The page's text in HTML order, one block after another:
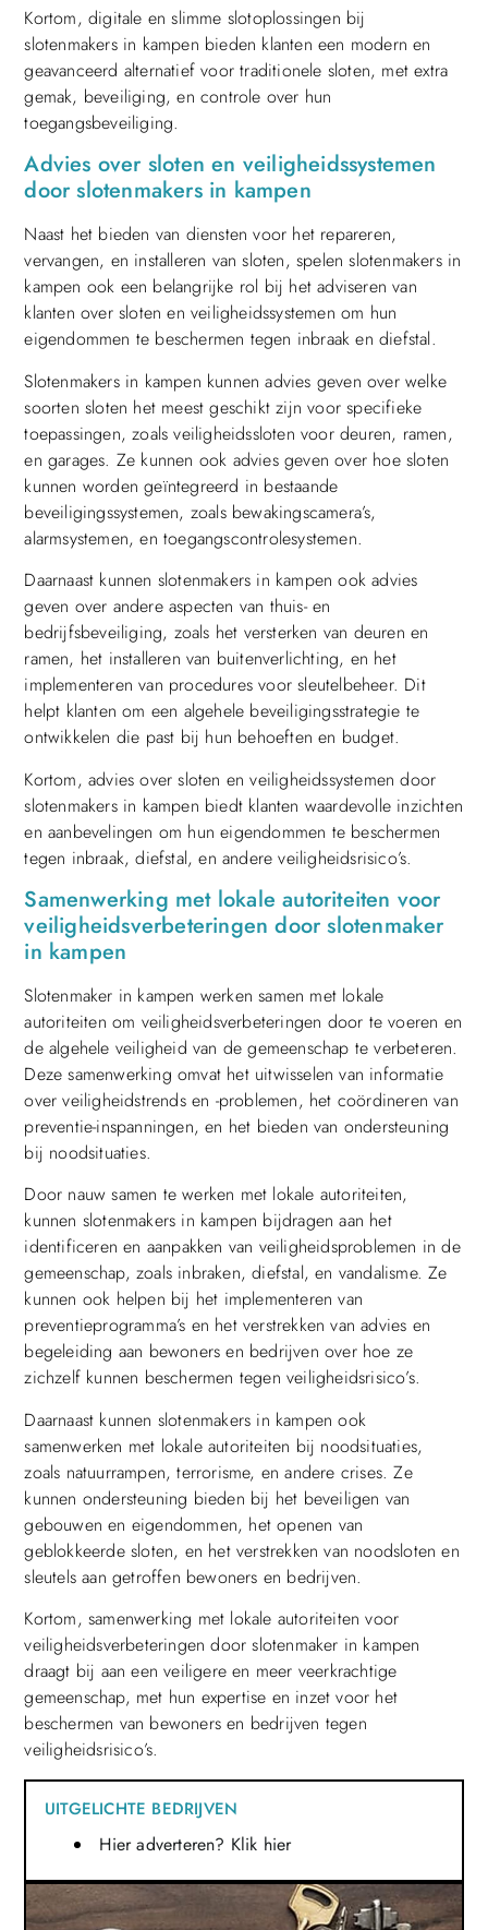
Kortom, digitale en slimme slotoplossingen bij
slotenmakers in kampen bieden klanten een modern en
geavanceerd alternatief voor traditionele sloten, met extra
gemak, beveiliging, en controle over hun
toegangsbeveiliging.
Advies over sloten en veiligheidssystemen
door slotenmakers in kampen
Naast het bieden van diensten voor het repareren,
vervangen, en installeren van sloten, spelen slotenmakers in
kampen ook een belangrijke rol bij het adviseren van
klanten over sloten en veiligheidssystemen om hun
eigendommen te beschermen tegen inbraak en diefstal.
Slotenmakers in kampen kunnen advies geven over welke
soorten sloten het meest geschikt zijn voor specifieke
toepassingen, zoals veiligheidssloten voor deuren, ramen,
en garages. Ze kunnen ook advies geven over hoe sloten
kunnen worden geïntegreerd in bestaande
beveiligingssystemen, zoals bewakingscamera’s,
alarmsystemen, en toegangscontrolesystemen.
Daarnaast kunnen slotenmakers in kampen ook advies
geven over andere aspecten van thuis- en
bedrijfsbeveiliging, zoals het versterken van deuren en
ramen, het installeren van buitenverlichting, en het
implementeren van procedures voor sleutelbeheer. Dit
helpt klanten om een algehele beveiligingsstrategie te
ontwikkelen die past bij hun behoeften en budget.
Kortom, advies over sloten en veiligheidssystemen door
slotenmakers in kampen biedt klanten waardevolle inzichten
en aanbevelingen om hun eigendommen te beschermen
tegen inbraak, diefstal, en andere veiligheidsrisico’s.
Samenwerking met lokale autoriteiten voor
veiligheidsverbeteringen door slotenmaker
in kampen
Slotenmaker in kampen werken samen met lokale
autoriteiten om veiligheidsverbeteringen door te voeren en
de algehele veiligheid van de gemeenschap te verbeteren.
Deze samenwerking omvat het uitwisselen van informatie
over veiligheidstrends en -problemen, het coördineren van
preventie-inspanningen, en het bieden van ondersteuning
bij noodsituaties.
Door nauw samen te werken met lokale autoriteiten,
kunnen slotenmakers in kampen bijdragen aan het
identificeren en aanpakken van veiligheidsproblemen in de
gemeenschap, zoals inbraken, diefstal, en vandalisme. Ze
kunnen ook helpen bij het implementeren van
preventieprogramma’s en het verstrekken van advies en
begeleiding aan bewoners en bedrijven over hoe ze
zichzelf kunnen beschermen tegen veiligheidsrisico’s.
Daarnaast kunnen slotenmakers in kampen ook
samenwerken met lokale autoriteiten bij noodsituaties,
zoals natuurrampen, terrorisme, en andere crises. Ze
kunnen ondersteuning bieden bij het beveiligen van
gebouwen en eigendommen, het openen van
geblokkeerde sloten, en het verstrekken van noodsloten en
sleutels aan getroffen bewoners en bedrijven.
Kortom, samenwerking met lokale autoriteiten voor
veiligheidsverbeteringen door slotenmaker in kampen
draagt bij aan een veiligere en meer veerkrachtige
gemeenschap, met hun expertise en inzet voor het
beschermen van bewoners en bedrijven tegen
veiligheidsrisico’s.
UITGELICHTE BEDRIJVEN
Hier adverteren? Klik hier